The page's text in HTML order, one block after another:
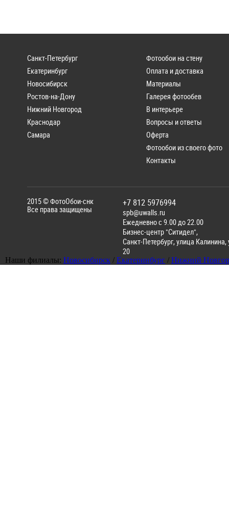
Санкт-Петербург
Екатеринбург
Новосибирск
Ростов-на-Дону
Нижний Новгород
Краснодар
Самара
Фотообои на стену
Оплата и доставка
Материалы
Галерея фотообев
В интерьере
Вопросы и ответы
Оферта
Фотообои из своего фото
Контакты
2015 ©ФотоОбои-снк
Все права защищены
+7 812 5976994
spb@uwalls.ru
Ежедневно с 9.00 до 22.00
Бизнес-центр "Ситидел",
Санкт-Петербург,улица Калинина,
20
Наши филиалы: Новосибирск / Екатеринбург / Нижний